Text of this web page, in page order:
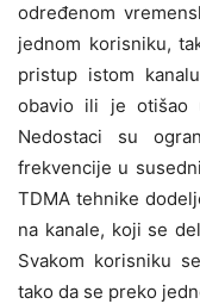
određenom
jednom korisniku,
pristup istom
obavio ili je otišao
Nedostaci su
frekvencije u
TDMA tehnike
na kanale, koji se
Svakom korisniku
tako da se preko